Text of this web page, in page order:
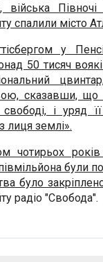
війська
спалили місто
у
50 тисяч
сказавши, що
і уряд
лиця землі».
чотирьох років
були
було
радіо "Свобода".